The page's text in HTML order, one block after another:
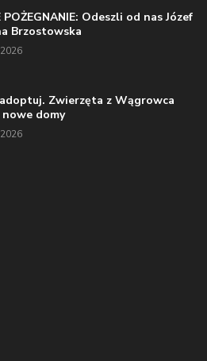
POŻEGNANIE: Odeszli od nas Józef
Brzostowska
Zwierzęta z Wągrowca
nowe domy